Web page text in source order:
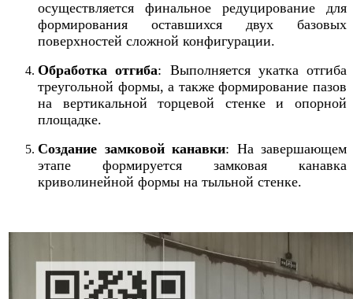
осуществляется финальное редуцирование для
формирования оставшихся двух базовых
поверхностей сложной конфигурации.
Обработка отгиба: Выполняется укатка отгиба
треугольной формы, а также формирование пазов
на вертикальной торцевой стенке и опорной
площадке.
Создание замковой канавки: На завершающем
этапе формируется замковая канавка
криволинейной формы на тыльной стенке.